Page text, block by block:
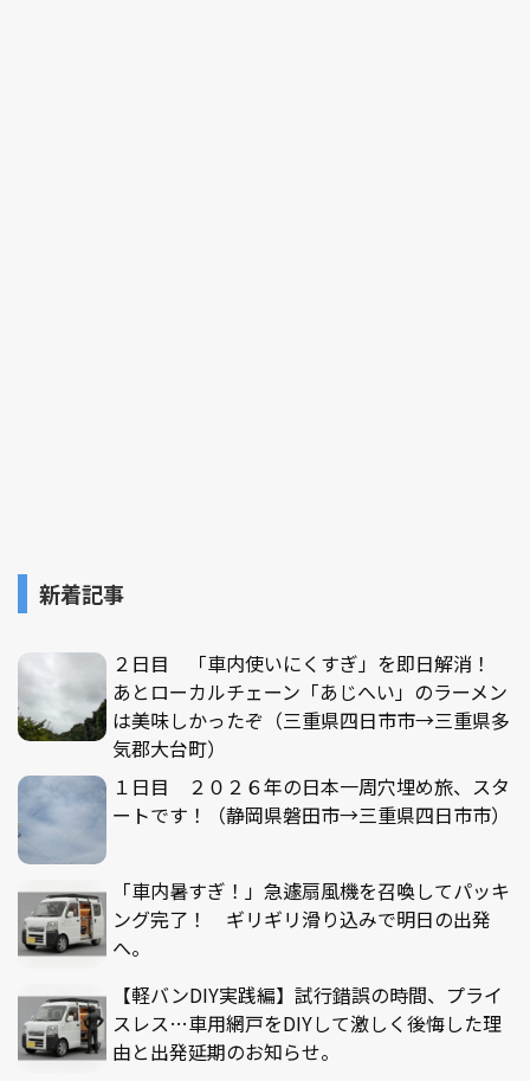
新着記事
２日目 「車内使いにくすぎ」を即日解消！
あとローカルチェーン「あじへい」のラーメン
は美味しかったぞ（三重県四日市市→三重県多
気郡大台町）
１日目 ２０２６年の日本一周穴埋め旅、スタ
ートです！（静岡県磐田市→三重県四日市市）
「車内暑すぎ！」急遽扇風機を召喚してパッキ
ング完了！ ギリギリ滑り込みで明日の出発
へ。
【軽バンDIY実践編】試行錯誤の時間、プライ
スレス…車用網戸をDIYして激しく後悔した理
由と出発延期のお知らせ。